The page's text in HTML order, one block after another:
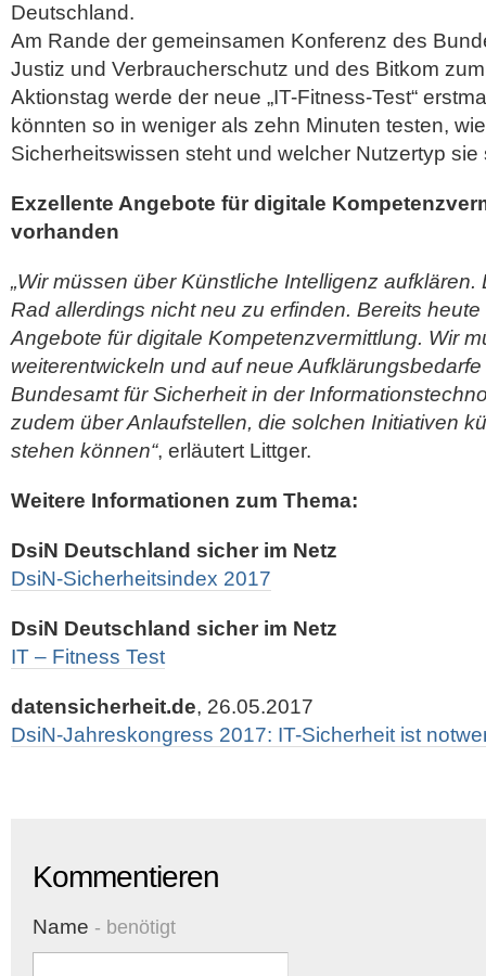
Deutschland.
Am Rande der gemeinsamen Konferenz des
Justiz und Verbraucherschutz und des Bitkom
Aktionstag werde der neue „IT-Fitness-Test“
könnten so in weniger als zehn Minuten testen,
Sicherheitswissen steht und welcher Nutzertyp sie
Exzellente Angebote für digitale
vorhanden
„Wir müssen über Künstliche Intelligenz
Rad allerdings nicht neu zu erfinden. Bereits
Angebote für digitale Kompetenzvermittlung. Wir
weiterentwickeln und auf neue
Bundesamt für Sicherheit in der
zudem über Anlaufstellen, die solchen Initiativen
stehen können“, erläutert Littger.
Weitere Informationen zum Thema:
DsiN Deutschland sicher im Netz
DsiN-Sicherheitsindex 2017
DsiN Deutschland sicher im Netz
IT – Fitness Test
datensicherheit.de, 26.05.2017
DsiN-Jahreskongress 2017: IT-Sicherheit ist
Kommentieren
Name - benötigt